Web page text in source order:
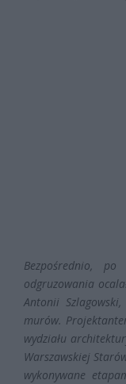
Bezpośrednio,
odgruzowania
Antonii
murów.
wydziału
Warszawskiej
wykonywane